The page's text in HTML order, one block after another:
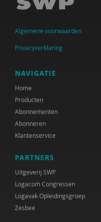
Arjen Keers
Jolanda Keesom
Fijke Koers-
Peter de Koning
Maaike de Lange
Henriette G. Martens
Judith Metz
Jeroen Otten
Joram Pach
Adviescommissie
Algemene voorwaarden
Privacyverklaring
NAVIGATIE
Home
Producten
Abonnementen
Abonneren
Klantenservice
PARTNERS
Uitgeverij SWP
Logacom Congressen
Logavak Opleidingsgroep
Zesbee